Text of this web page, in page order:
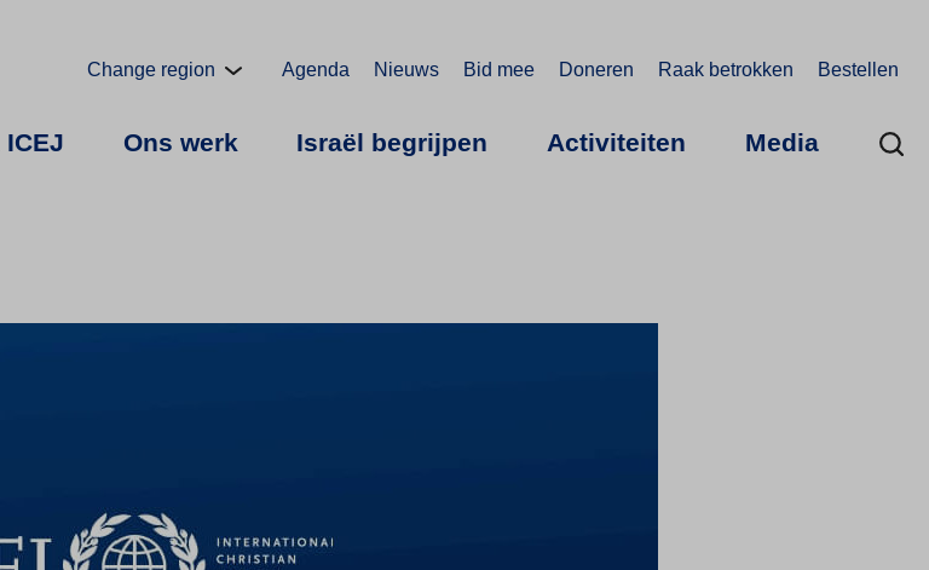
Change region Agenda Nieuws Bid mee Doneren Raak betrokken Bestellen
Ons werk Israël begrijpen Activiteiten Media